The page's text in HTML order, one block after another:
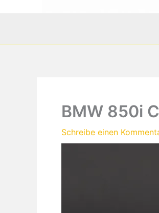
BMW 850i
Schreibe einen